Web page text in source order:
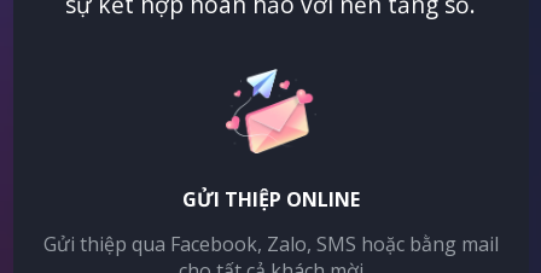
GỬI THIỆP ONLINE
Gửi thiệp qua Facebook, Zalo, SMS hoặc bằng mail